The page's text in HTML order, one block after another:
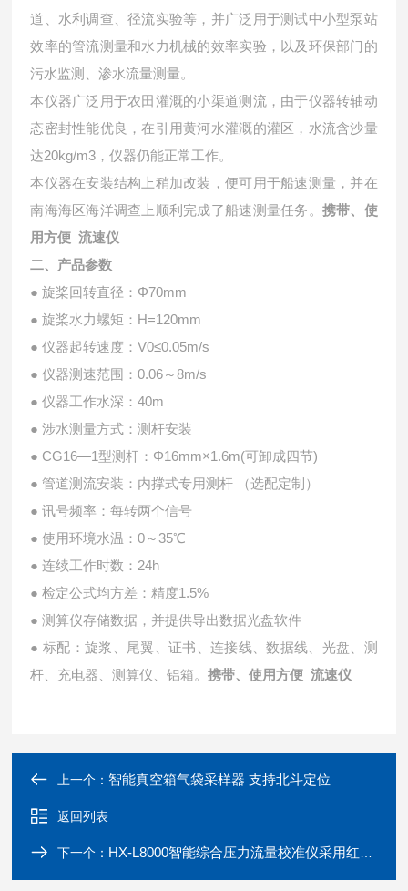
道、水利调查、径流实验等，并广泛用于测试中小型泵站
效率的管流测量和水力机械的效率实验，以及环保部门的
污水监测、渗水流量测量。
本仪器广泛用于农田灌溉的小渠道测流，由于仪器转轴动
态密封性能优良，在引用黄河水灌溉的灌区，水流含沙量
达20kg/m3，仪器仍能正常工作。
本仪器在安装结构上稍加改装，便可用于船速测量，并在
南海海区海洋调查上顺利完成了船速测量任务。 携带、使
用方便 流速仪
二、产品参数
● 旋桨回转直径：Φ70mm
● 旋桨水力螺矩：H=120mm
● 仪器起转速度：V0≤0.05m/s
● 仪器测速范围：0.06～8m/s
● 仪器工作水深：40m
● 涉水测量方式：测杆安装
● CG16—1型测杆：Φ16mm×1.6m(可卸成四节)
● 管道测流安装：内撑式专用测杆 （选配定制）
● 讯号频率：每转两个信号
● 使用环境水温：0～35℃
● 连续工作时数：24h
● 检定公式均方差：精度1.5%
● 测算仪存储数据，并提供导出数据光盘软件
● 标配：旋浆、尾翼、证书、连接线、数据线、光盘、测
杆、充电器、测算仪、铝箱。携带、使用方便 流速仪
上一个： 智能真空箱气袋采样器 支持北斗定位
返回列表
下一个： HX-L8000智能综合压力流量校准仪采用红外传感器